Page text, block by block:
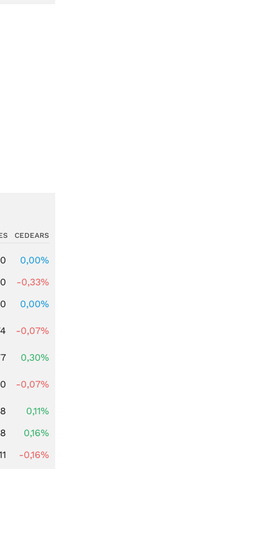
CEDEARS
0,00%
-0,33%
0,00%
-0,07%
0,30%
-0,07%
0,11%
0,16%
-0,16%